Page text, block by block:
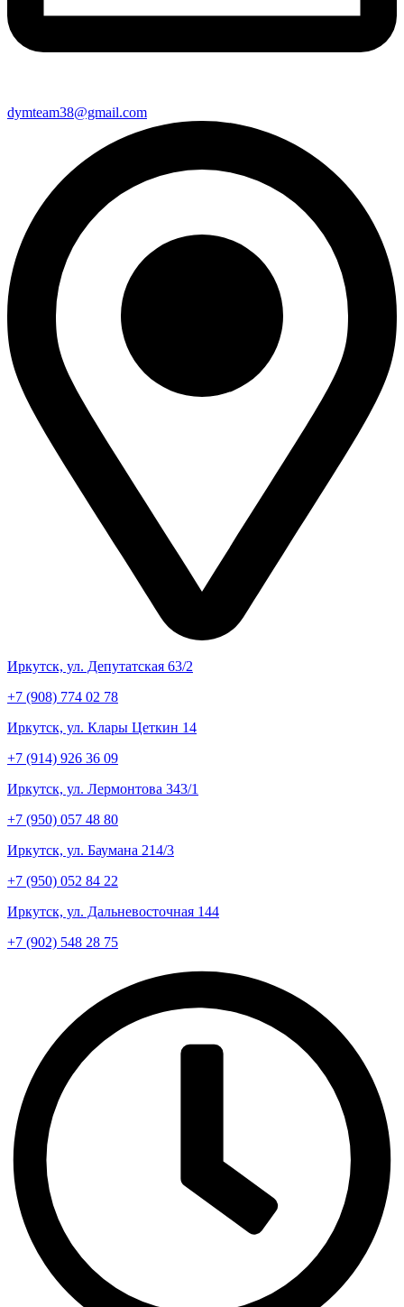
dymteam38@gmail.com
Иркутск, ул. Депутатская 63/2
+7 (908) 774 02 78
Иркутск, ул. Клары Цеткин 14
+7 (914) 926 36 09
Иркутск, ул. Лермонтова 343/1
+7 (950) 057 48 80
Иркутск, ул. Баумана 214/3
+7 (950) 052 84 22
Иркутск, ул. Дальневосточная 144
+7 (902) 548 28 75